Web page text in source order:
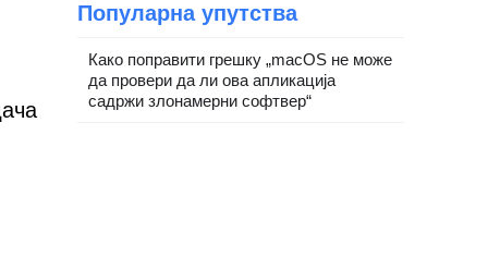
Популарна упутства
Како поправити грешку „macOS не може
да провери да ли ова апликација
садржи злонамерни софтвер“